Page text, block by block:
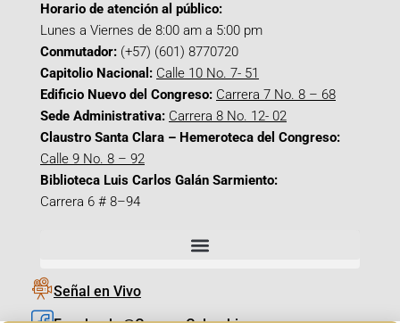
Horario de atención al público:
Lunes a Viernes de 8:00 am a 5:00 pm
Conmutador: (+57) (601) 8770720
Capitolio Nacional: Calle 10 No. 7- 51
Edificio Nuevo del Congreso: Carrera 7 No. 8 – 68
Sede Administrativa: Carrera 8 No. 12- 02
Claustro Santa Clara – Hemeroteca del Congreso:
Calle 9 No. 8 – 92
Biblioteca Luis Carlos Galán Sarmiento:
Carrera 6 # 8–94
Señal en Vivo